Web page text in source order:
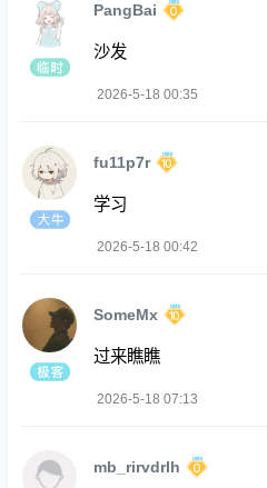
PangBai
沙发
2026-5-18 00:35
fu11p7r
学习
2026-5-18 00:42
SomeMx
过来瞧瞧
2026-5-18 07:13
mb_rirvdrlh